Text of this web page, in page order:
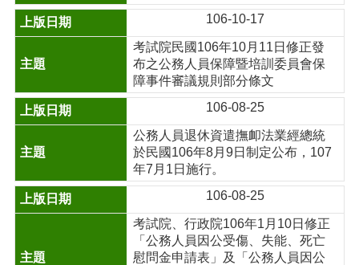
106-10-17
考試院民國106年10月11日修正發
布之公務人員保障暨培訓委員會保
障事件審議規則部分條文
106-08-25
公務人員退休資遣撫卹法業經總統
於民國106年8月9日制定公布，107
年7月1日施行。
106-08-25
考試院、行政院106年1月10日修正
「公務人員因公受傷、失能、死亡
慰問金申請表」及「公務人員因公